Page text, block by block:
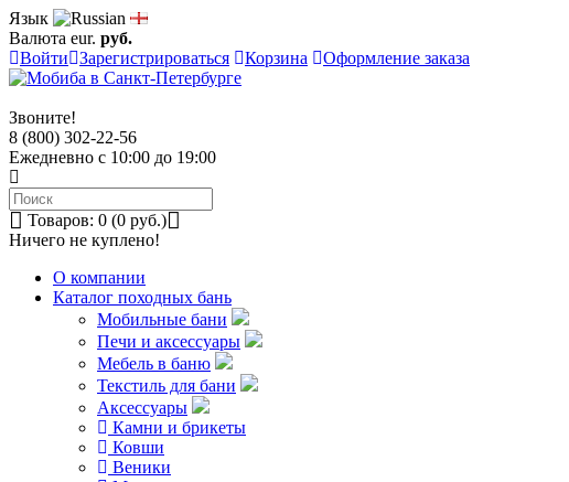
Язык
Валюта eur. руб.
Войти
Зарегистрироваться Корзина Оформление заказа
Звоните!
8 (800) 302-22-56
Ежедневно с 10:00 до 19:00
Товаров: 0 (0 руб.)
Ничего не куплено!
О компании
Каталог походных бань
Мобильные бани
Печи и аксессуары
Мебель в баню
Текстиль для бани
Аксессуары
Камни и брикеты
Ковши
Веники